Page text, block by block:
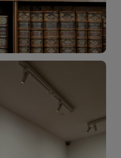
Zbiorów
Zdjęć
spotkań i projektów